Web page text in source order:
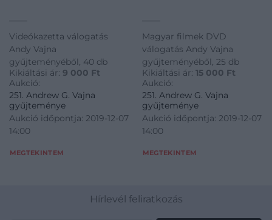
Videókazetta válogatás
Andy Vajna
gyűjteményéből, 40 db
Kikiáltási ár: 9 000 Ft
Aukció:
251. Andrew G. Vajna
gyűjteménye
Aukció időpontja: 2019-12-07
14:00
MEGTEKINTEM
Magyar filmek DVD
válogatás Andy Vajna
gyűjteményéből, 25 db
Kikiáltási ár: 15 000 Ft
Aukció:
251. Andrew G. Vajna
gyűjteménye
Aukció időpontja: 2019-12-07
14:00
MEGTEKINTEM
Hírlevél feliratkozás